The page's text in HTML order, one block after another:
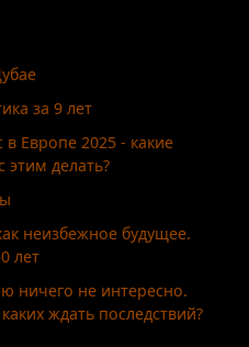
за 9 лет
Европе 2025 - какие
делать?
неизбежное будущее.
лет
ничего не интересно.
ждать последствий?